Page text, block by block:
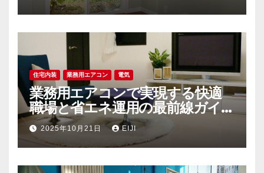
住宅内装 業務用エアコン 電気
業務用エアコンで実現する快適
職場と省エネ運用の最前線ガイ
ド2025年10月21日 EIJI